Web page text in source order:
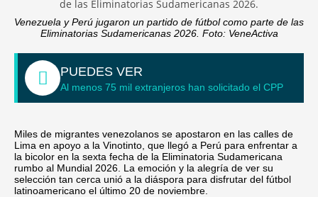
0800
Venezuela y Perú jugaron un partido de fútbol como parte de las
Eliminatorias Sudamericanas 2026. Foto: VeneActiva
PUEDES VER
Al menos 75 mil extranjeros han solicitado el CPP
Miles de migrantes venezolanos se apostaron en las calles de
Lima en apoyo a la Vinotinto, que llegó a Perú para enfrentar a
la bicolor en la sexta fecha de la Eliminatoria Sudamericana
rumbo al Mundial 2026. La emoción y la alegría de ver su
selección tan cerca unió a la diáspora para disfrutar del fútbol
latinoamericano el último 20 de noviembre.